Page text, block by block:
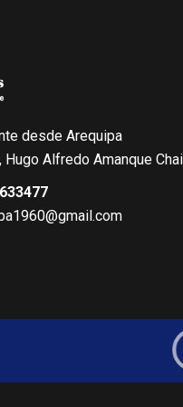
desde Arequipa
Alfredo Amanque